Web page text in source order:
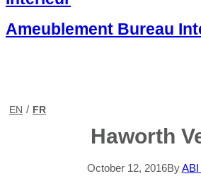
Ameublement Bureau
EN / FR
Haworth
October 12, 2016ByABI